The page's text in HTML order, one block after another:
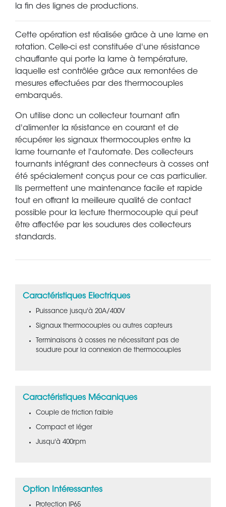
la fin des lignes de productions.
Cette opération est réalisée grâce à une lame en
rotation. Celle-ci est constituée d'une résistance
chauffante qui porte la lame à température,
laquelle est contrôlée grâce aux remontées de
mesures effectuées par des thermocouples
embarqués.
On utilise donc un collecteur tournant afin
d'alimenter la résistance en courant et de
récupérer les signaux thermocouples entre la
lame tournante et l'automate. Des collecteurs
tournants intégrant des connecteurs à cosses ont
été spécialement conçus pour ce cas particulier.
Ils permettent une maintenance facile et rapide
tout en offrant la meilleure qualité de contact
possible pour la lecture thermocouple qui peut
être affectée par les soudures des collecteurs
standards.
Caractéristiques Electriques
Puissance jusqu'à 20A/400V
Signaux thermocouples ou autres capteurs
Terminaisons à cosses ne nécessitant pas de
soudure pour la connexion de thermocouples
Caractéristiques Mécaniques
Couple de friction faible
Compact et léger
Jusqu'à 400rpm
Option Intéressantes
Protection IP65